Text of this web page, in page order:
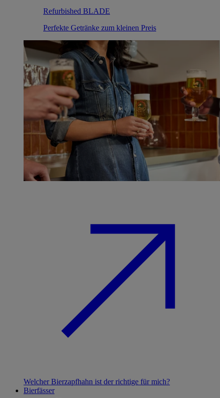
Refurbished BLADE
Perfekte Getränke zum kleinen Preis
Welcher Bierzapfhahn ist der richtige für mich?
Bierfässer